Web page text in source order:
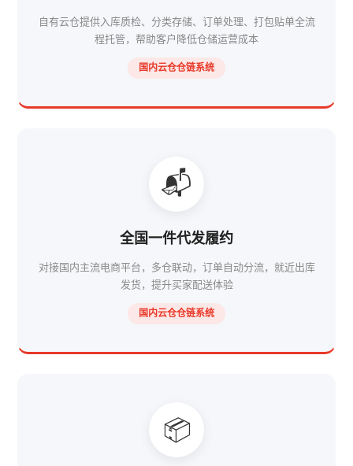
自有云仓提供入库质检、分类存储、订单处理、打包贴单全流
程托管，帮助客户降低仓储运营成本
国内云仓仓链系统
📬
全国一件代发履约
对接国内主流电商平台，多仓联动，订单自动分流，就近出库
发货，提升买家配送体验
国内云仓仓链系统
📦